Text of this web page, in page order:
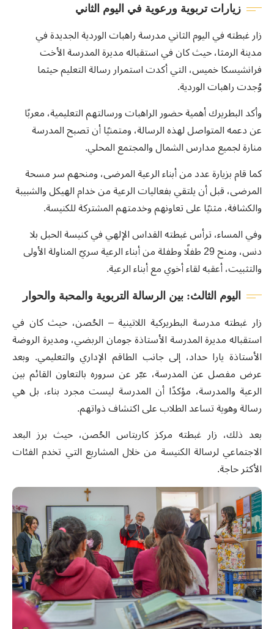
زيارات تربوية ورعوية في اليوم الثاني
زار غبطته في اليوم الثاني مدرسة راهبات الوردية الجديدة في
مدينة الرمثا، حيث كان في استقباله مديرة المدرسة الأخت
فرانشيسكا خميس، التي أكدت استمرار رسالة التعليم حيثما
وُجدت راهبات الوردية.
وأكد البطريرك أهمية حضور الراهبات ورسالتهم التعليمية، معربًا
عن دعمه المتواصل لهذه الرسالة، ومتمنيًا أن تصبح المدرسة
منارة لجميع مدارس الشمال والمجتمع المحلي.
كما قام بزيارة عدد من أبناء الرعية المرضى، ومنحهم سر مسحة
المرضى، قبل أن يلتقي بفعاليات الرعية من خدام الهيكل والشبيبة
والكشافة، مثنيًا على تعاونهم وخدمتهم المشتركة للكنيسة.
وفي المساء، ترأس غبطته القداس الإلهي في كنيسة الحبل بلا
دنس، ومنح 29 طفلًا وطفلة من أبناء الرعية سريّ المناولة الأولى
والتثبيت، أعقبه لقاء أخوي مع أبناء الرعية.
اليوم الثالث: بين الرسالة التربوية والمحبة والحوار
زار غبطته مدرسة البطريركية اللاتينية – الحُصن، حيث كان في
استقباله مديرة المدرسة الأستاذة جومان الربضي، ومديرة الروضة
الأستاذة يارا حداد، إلى جانب الطاقم الإداري والتعليمي. وبعد
عرض مفصل عن المدرسة، عبّر عن سروره بالتعاون القائم بين
الرعية والمدرسة، مؤكدًا أن المدرسة ليست مجرد بناء، بل هي
رسالة وهوية تساعد الطلاب على اكتشاف ذواتهم.
بعد ذلك، زار غبطته مركز كاريتاس الحُصن، حيث برز البعد
الاجتماعي لرسالة الكنيسة من خلال المشاريع التي تخدم الفئات
الأكثر حاجة.